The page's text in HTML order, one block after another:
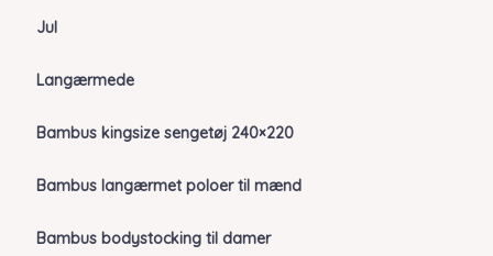
Jul
Langærmede
Bambus kingsize sengetøj 240×220
Bambus langærmet poloer til mænd
Bambus bodystocking til damer